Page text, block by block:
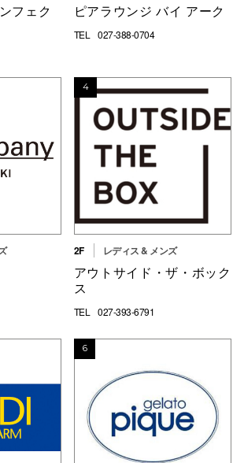
フェク
ピアラウンジ バイ アーク
TEL 027-388-0704
4
2F レディス & メンズ
アウトサイド・ザ・ボック
ス
TEL 027-393-6791
6
横浜ビ
仙台フォ